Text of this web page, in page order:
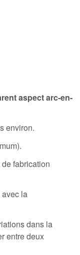
aspect arc-en-
environ.
fabrication
la
dans la
entre deux